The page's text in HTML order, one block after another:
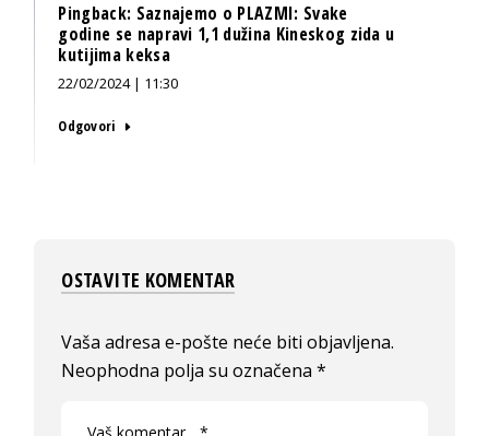
Pingback: Saznajemo o PLAZMI: Svake
godine se napravi 1,1 dužina Kineskog zida u
kutijima keksa
22/02/2024 | 11:30
Odgovori
OSTAVITE KOMENTAR
Vaša adresa e-pošte neće biti objavljena.
Neophodna polja su označena*